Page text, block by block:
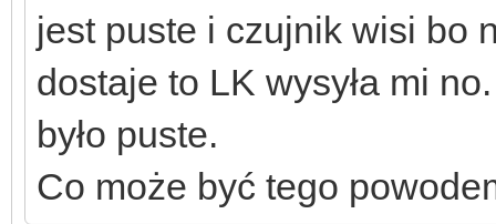
jest puste i czujnik wisi bo
dostaje to LK wysyła mi
było puste.
Co może być tego